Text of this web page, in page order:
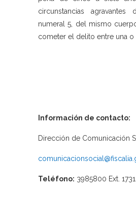
circunstancias agravantes
numeral 5, del mismo
cometer el delito entre una o
Información de contacto:
Dirección de Comunicación
Teléfono: 3985800 Ext.